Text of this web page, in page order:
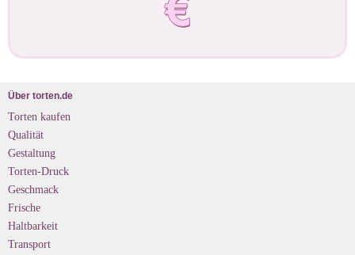
Über torten.de
Torten kaufen
Qualität
Gestaltung
Torten-Druck
Geschmack
Frische
Haltbarkeit
Transport